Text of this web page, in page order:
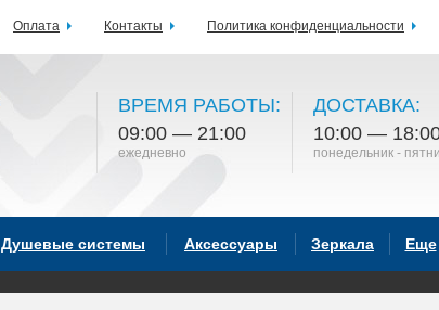
ВРЕМЯ РАБОТЫ:
09:00 — 21:00
ежедневно
ДОСТАВКА:
10:00 —
понедельник -
Душевые системы Аксессуары Зеркала Еще
Оплата Контакты Политика конфиденциальности